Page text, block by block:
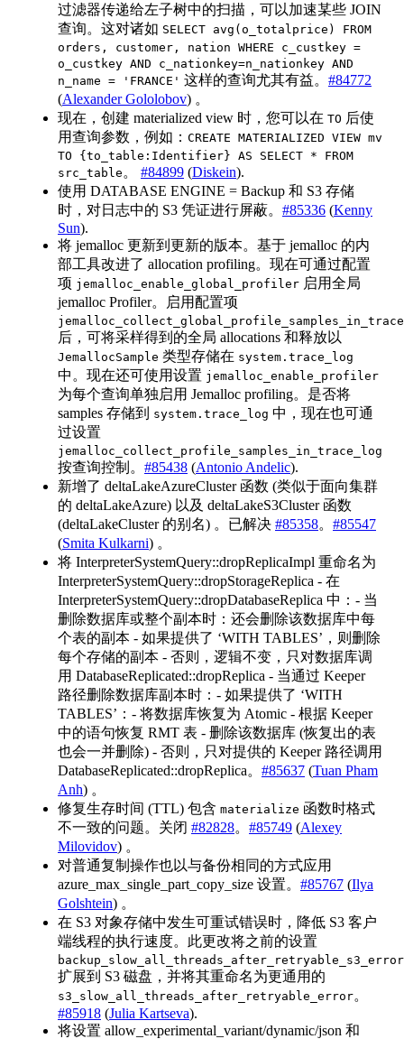
过滤器传递给左子树中的扫描，可以加速某些 JOIN
查询。这对诸如 SELECT avg(o_totalprice) FROM
orders, customer, nation WHERE c_custkey =
o_custkey AND c_nationkey=n_nationkey AND
n_name = 'FRANCE' 这样的查询尤其有益。 #84772
(Alexander Gololobov) 。
现在，创建 materialized view 时，您可以在 TO 后使
用查询参数，例如： CREATE MATERIALIZED VIEW mv
TO {to_table:Identifier} AS SELECT * FROM
src_table 。 #84899 (Diskein).
使用 DATABASE ENGINE = Backup 和 S3 存储
时，对日志中的 S3 凭证进行屏蔽。 #85336 (Kenny
Sun).
将 jemalloc 更新到更新的版本。基于 jemalloc 的内
部工具改进了 allocation profiling。现在可通过配置
项 jemalloc_enable_global_profiler 启用全局
jemalloc Profiler。启用配置项
后，可将采样得到的全局 allocations 和释放以
JemallocSample 类型存储在 system.trace_log
中。现在还可使用设置 jemalloc_enable_profiler
为每个查询单独启用 Jemalloc profiling。是否将
samples 存储到 system.trace_log 中，现在也可通
过设置
jemalloc_collect_profile_samples_in_trace_log
按查询控制。 #85438 (Antonio Andelic).
新增了 deltaLakeAzureCluster 函数 (类似于面向集群
的 deltaLakeAzure) 以及 deltaLakeS3Cluster 函数
(deltaLakeCluster 的别名) 。已解决 #85358。 #85547
(Smita Kulkarni) 。
将 InterpreterSystemQuery::dropReplicaImpl 重命名为
InterpreterSystemQuery::dropStorageReplica - 在
InterpreterSystemQuery::dropDatabaseReplica 中：- 当
删除数据库或整个副本时：还会删除该数据库中每
个表的副本 - 如果提供了 ‘WITH TABLES’，则删除
每个存储的副本 - 否则，逻辑不变，只对数据库调
用 DatabaseReplicated::dropReplica - 当通过 Keeper
路径删除数据库副本时：- 如果提供了 ‘WITH
TABLES’：- 将数据库恢复为 Atomic - 根据 Keeper
中的语句恢复 RMT 表 - 删除该数据库 (恢复出的表
也会一并删除) - 否则，只对提供的 Keeper 路径调用
DatabaseReplicated::dropReplica。 #85637 (Tuan Pham
Anh) 。
修复生存时间 (TTL) 包含 materialize 函数时格式
不一致的问题。关闭 #82828。 #85749 (Alexey
Milovidov) 。
对普通复制操作也以与备份相同的方式应用
azure_max_single_part_copy_size 设置。 #85767 (Ilya
Golshtein) 。
在 S3 对象存储中发生可重试错误时，降低 S3 客户
端线程的执行速度。此更改将之前的设置
backup_slow_all_threads_after_retryable_s3_error
扩展到 S3 磁盘，并将其重命名为更通用的
s3_slow_all_threads_after_retryable_error。
#85918 (Julia Kartseva).
将设置 allow_experimental_variant/dynamic/json 和